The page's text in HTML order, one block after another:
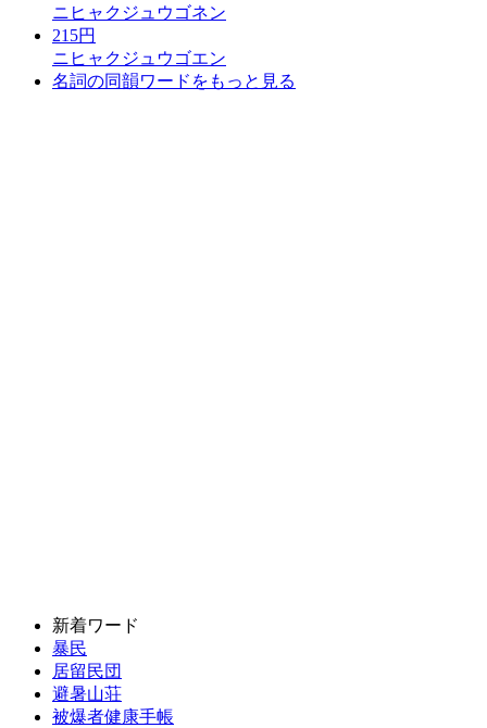
ニヒャクジュウゴネン
215円
ニヒャクジュウゴエン
名詞の同韻ワードをもっと見る
新着ワード
暴民
居留民団
避暑山荘
被爆者健康手帳